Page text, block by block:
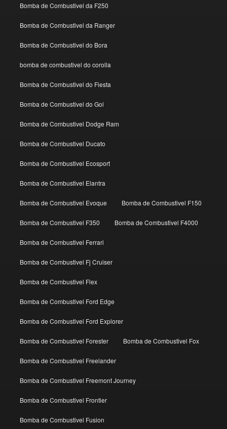
Bomba de Combustivel da F250
Bomba de Combustivel da Ranger
Bomba de Combustivel do Bora
bomba de combustivel do corolla
Bomba de Combustivel do Fiesta
Bomba de Combustivel do Gol
Bomba de Combustivel Dodge Ram
Bomba de Combustivel Ducato
Bomba de Combustivel Ecosport
Bomba de Combustivel Elantra
Bomba de Combustivel Evoque Bomba de Combustivel F150
Bomba de Combustivel F350 Bomba de Combustivel F4000
Bomba de Combustivel Ferrari
Bomba de Combustivel Fj Cruiser
Bomba de Combustivel Flex
Bomba de Combustivel Ford Edge
Bomba de Combustivel Ford Explorer
Bomba de Combustivel Forester Bomba de Combustivel Fox
Bomba de Combustivel Freelander
Bomba de Combustivel Freemont Journey
Bomba de Combustivel Frontier
Bomba de Combustivel Fusion